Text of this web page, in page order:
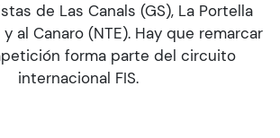
de Las Canals (GS), La Portella
al Canaro (NTE). Hay que remarcar
forma parte del circuito
internacional FIS.